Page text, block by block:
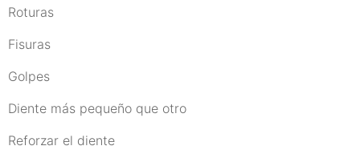
Roturas
Fisuras
Golpes
Diente más pequeño que otro
Reforzar el diente